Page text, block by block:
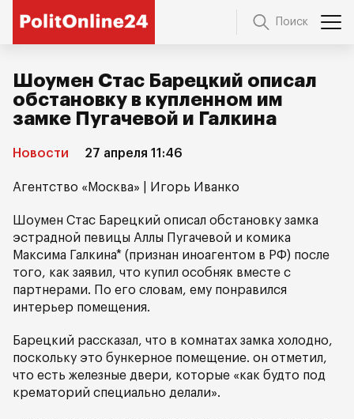
Поиск
Шоумен Стас Барецкий описал
обстановку в купленном им
замке Пугачевой и Галкина
Новости 27 апреля 11:46
Агентство «Москва» | Игорь Иванко
Шоумен Стас Барецкий описал обстановку замка
эстрадной певицы Аллы Пугачевой и комика
Максима Галкина* (признан иноагентом в РФ) после
того, как заявил, что купил особняк вместе с
партнерами. По его словам, ему понравился
интерьер помещения.
Барецкий рассказал, что в комнатах замка холодно,
поскольку это бункерное помещение. он отметил,
что есть железные двери, которые «как будто под
крематорий специально делали».